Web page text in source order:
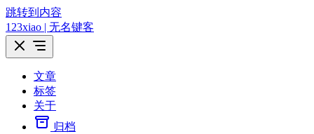
跳转到内容
123xiao | 无名键客
文章
标签
关于
归档